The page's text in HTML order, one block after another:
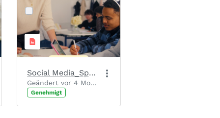
Social Media_Spendenaufruf_Slide 1_Motiv 1
Geändert vor 4 Monaten von Chantal Josten.
Genehmigt